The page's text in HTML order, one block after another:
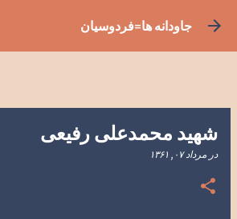
رد شدن به محتوای اصلیجاودانه ها=فردوسیان
شهید محمدعلی رفیعی
در مرداد ۰۷, ۱۳۶۱